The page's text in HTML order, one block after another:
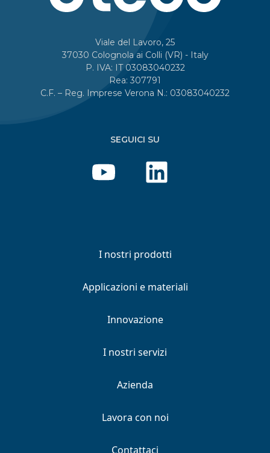
Viale del Lavoro, 25
37030 Colognola ai Colli (VR) - Italy
P. IVA: IT 03083040232
Rea: 307791
C.F. – Reg. Imprese Verona N.: 03083040232
SEGUICI SU
I nostri prodotti
Applicazioni e materiali
Innovazione
I nostri servizi
Azienda
Lavora con noi
Contattaci